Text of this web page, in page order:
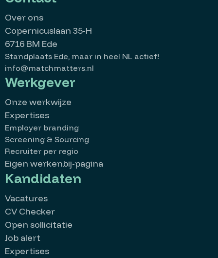
Over ons
Copernicuslaan 35-H
6716 BM Ede
Standplaats Ede, maar in heel NL actief!
info@matchmatters.nl
Werkgever
Onze werkwijze
Expertises
Employer branding
Screening & Sourcing
Recruiter per regio
Eigen werkenbij-pagina
Kandidaten
Vacatures
CV Checker
Open sollicitatie
Job alert
Expertises